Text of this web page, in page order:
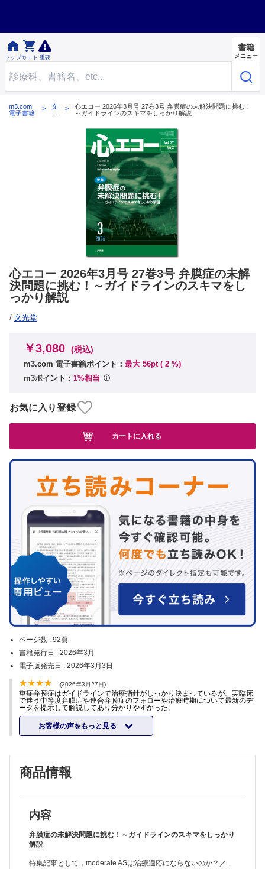

トップ

カート 重要
書籍
メニュー
m3.com
電子書籍
文
心エコー 2026年3月号 27巻3号 弁膜症の未解決問題に挑む！
～ガイドラインのスキマをしっかり解説
心エコー 2026年3月号 27巻3号 弁膜症の未解
決問題に挑む！～ガイドラインのスキマをし
っかり解説
/ 文光堂
ページ数 : 92頁
書籍発行日 : 2026年3月
電子版発売日 : 2026年3月3日
(2026年3月27日)
重症弁膜症はガイドラインで治療指針がしっかり決まっているが、実臨床
で迷う中等度弁膜症や連合弁膜症のフォローや治療時期について最新のデ
ータを提示して解説してあり分かりやすかった。
お客様の声をもっと見る
￥3,080 (税込)
m3.com 電子書籍ポイント： 最大 56pt ( 2 %)
m3ポイント： 1%相当
お気に入り登録
カートに入れる
商品情報
内容
弁膜症の未解決問題に挑む！～ガイドラインのスキマをしっかり
解説
特集記事として，moderate ASは治療適応にならないのか？／